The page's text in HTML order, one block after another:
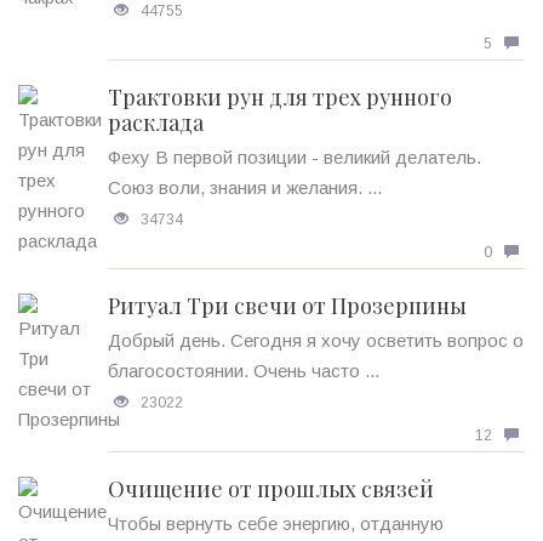
44755
5
Трактовки рун для трех рунного
расклада
Феху В первой позиции - великий делатель.
Союз воли, знания и желания. ...
34734
0
Ритуал Три свечи от Прозерпины
Добрый день. Сегодня я хочу осветить вопрос о
благосостоянии. Очень часто ...
23022
12
Очищение от прошлых связей
Чтобы вернуть себе энергию, отданную